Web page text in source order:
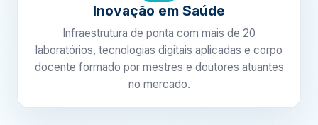
Inovação em Saúde
Infraestrutura de ponta com mais de 20
laboratórios, tecnologias digitais aplicadas e corpo
docente formado por mestres e doutores atuantes
no mercado.